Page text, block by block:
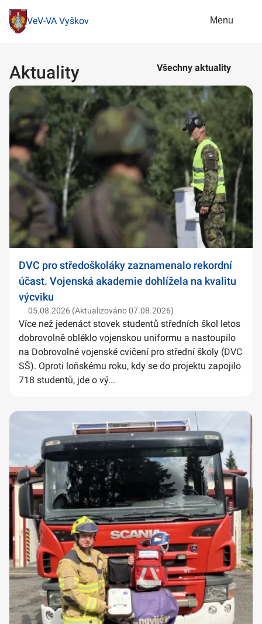
VeV-VA Vyškov Menu
Aktuality Všechny aktuality
DVC pro středoškoláky zaznamenalo rekordní
účast. Vojenská akademie dohlížela na kvalitu
výcviku
05.08.2026 (Aktualizováno 07.08.2026)
Více než jedenáct stovek studentů středních škol letos
dobrovolně obléklo vojenskou uniformu a nastoupilo
na Dobrovolné vojenské cvičení pro střední školy (DVC
SŠ). Oproti loňskému roku, kdy se do projektu zapojilo
718 studentů, jde o vý...